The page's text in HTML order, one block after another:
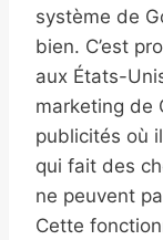
système de
bien. C’est
aux États-
marketing de
publicités où
qui fait des
ne peuvent
Cette